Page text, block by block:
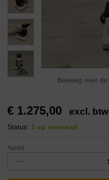
Beweeg over
€ 1.275,00 excl. btw
Status: 1 op voorraad
Aantal: